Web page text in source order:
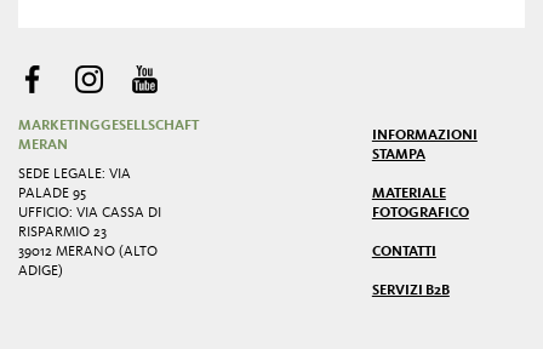
MARKETINGGESELLSCHAFT
MERAN
SEDE LEGALE: VIA
PALADE 95
UFFICIO: VIA CASSA DI
RISPARMIO 23
39012 MERANO (ALTO
ADIGE)
INFORMAZIONI
STAMPA
MATERIALE
FOTOGRAFICO
CONTATTI
SERVIZI B2B